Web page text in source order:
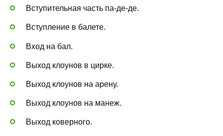
Вступительная часть па-де-де.
Вступление в балете.
Вход на бал.
Выход клоунов в цирке.
Выход клоунов на арену.
Выход клоунов на манеж.
Выход коверного.